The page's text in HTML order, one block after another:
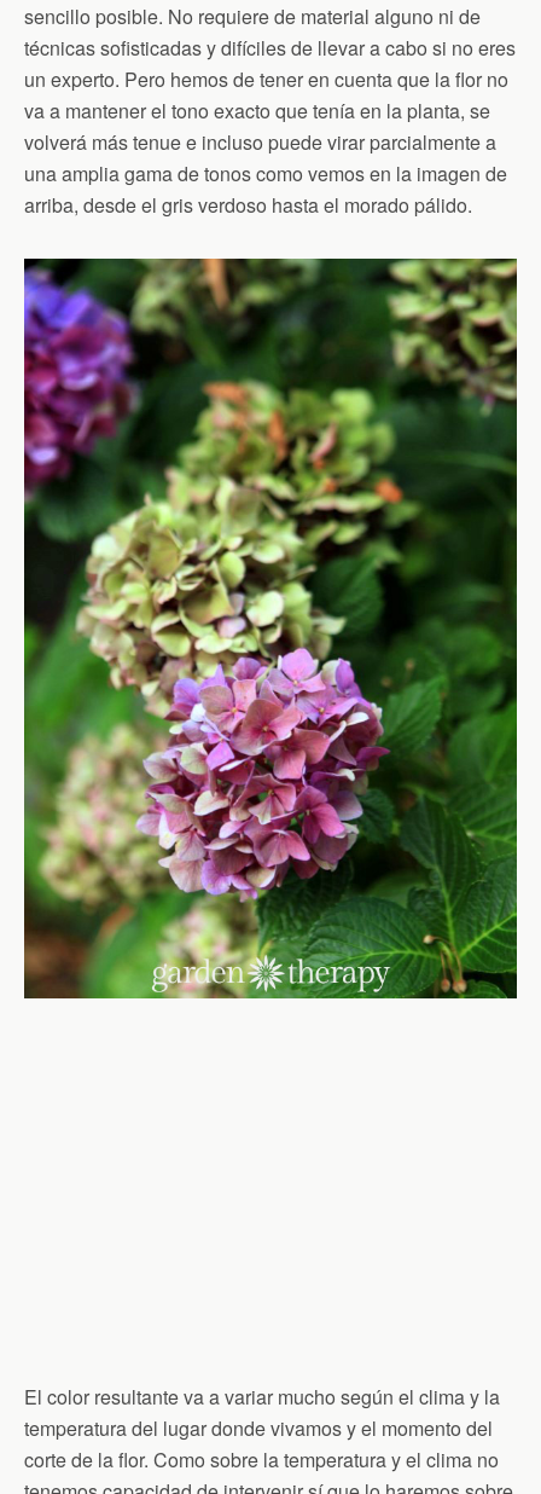
sencillo posible. No requiere de material alguno ni de
técnicas sofisticadas y difíciles de llevar a cabo si no eres
un experto. Pero hemos de tener en cuenta que la flor no
va a mantener el tono exacto que tenía en la planta, se
volverá más tenue e incluso puede virar parcialmente a
una amplia gama de tonos como vemos en la imagen de
arriba, desde el gris verdoso hasta el morado pálido.
El color resultante va a variar mucho según el clima y la
temperatura del lugar donde vivamos y el momento del
corte de la flor. Como sobre la temperatura y el clima no